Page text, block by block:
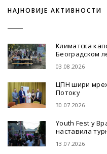
НАЈНОВИЈЕ АКТИВНОСТИ
Климатска
Београдском
03.08.2026
ЦПН шири
Потоку
30.07.2026
Youth Fest у
наставила
13.07.2026